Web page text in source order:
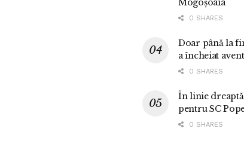
Mogoșoaia
0 SHARES
Doar până la
a încheiat
0 SHARES
În linie
pentru SC
0 SHARES